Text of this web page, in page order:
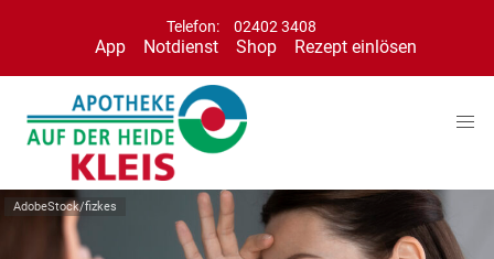
Telefon: 02402 3408
App Notdienst Shop Rezept einlösen
AdobeStock/fizkes